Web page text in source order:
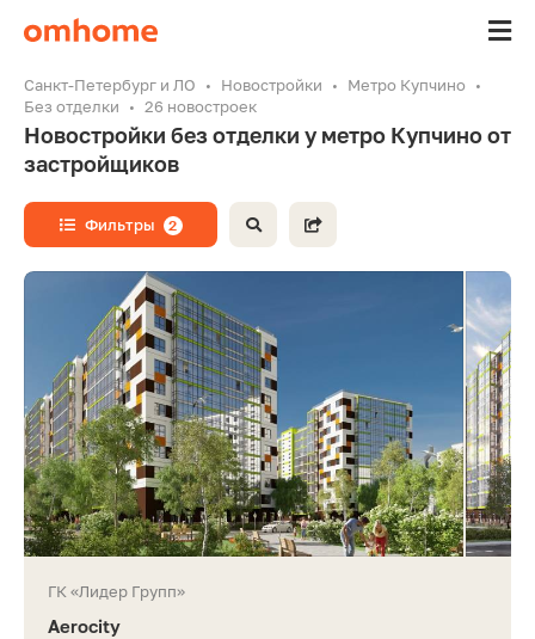
Санкт-Петербург и ЛО Новостройки
Метро Купчино
Без отделки
26 новостроек
Новостройки без отделки у метро Купчино от
застройщиков
Фильтры 2
ГК «Лидер Групп»
Aerocity